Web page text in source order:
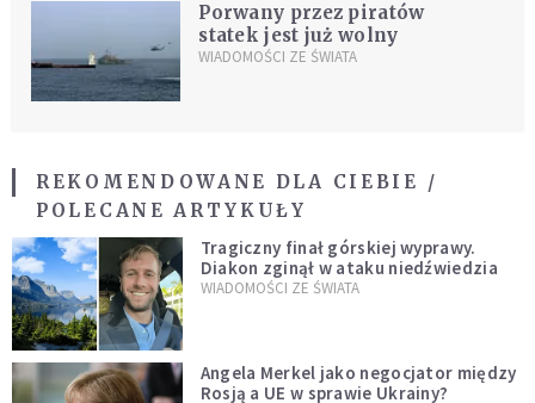
Porwany przez piratów
statek jest już wolny
WIADOMOŚCI ZE ŚWIATA
REKOMENDOWANE DLA CIEBIE /
POLECANE ARTYKUŁY
Tragiczny finał górskiej wyprawy.
Diakon zginął w ataku niedźwiedzia
WIADOMOŚCI ZE ŚWIATA
Angela Merkel jako negocjator między
Rosją a UE w sprawie Ukrainy?